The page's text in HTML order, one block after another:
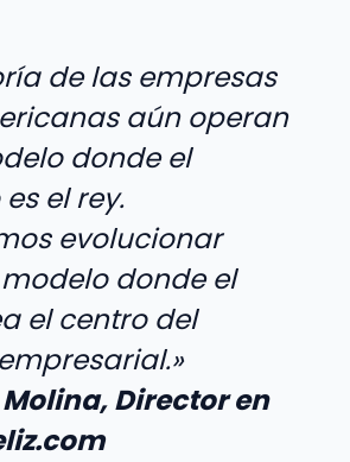
de las empresas
aún operan
donde el
el rey.
evolucionar
donde el
el centro del
Director en